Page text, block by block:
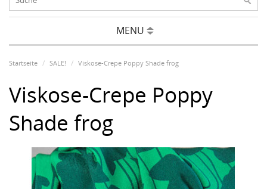
MENU
Startseite SALE! Viskose-Crepe Poppy Shade frog
Viskose-Crepe Poppy
Shade frog